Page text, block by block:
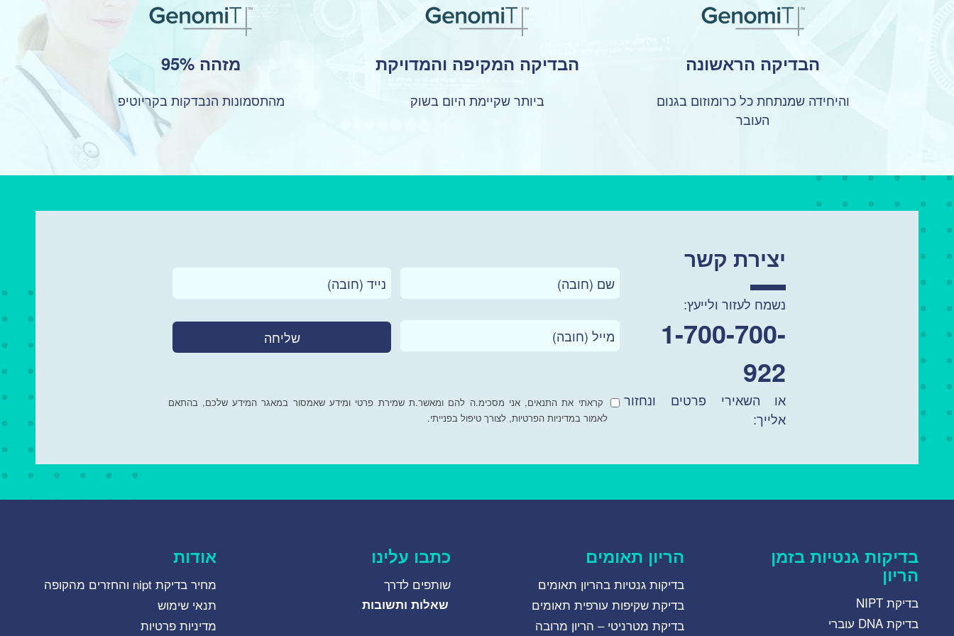
הבדיקה הראשונה
והיחידה שמנתחת כל כרומוזום בגנום
העובר
הבדיקה המקיפה והמדויקת
ביותר שקיימת היום בשוק
מזהה 95%
מהתסמונות הנבדקות בקריוטיפ
יצירת קשר
נשמח לעזור ולייעץ:
1-700-700-
922
או השאירי פרטים ונחזור
אלייך:
קראתי את התנאים, אני מסכימ.ה להם ומאשר.ת שמירת פרטי ומידע שאמסור במאגר המידע שלכם, בהתאם
לאמור במדיניות הפרטיות, לצורך טיפול בפנייתי.
בדיקות גנטיות בזמן
הריון
בדיקת NIPT
בדיקת DNA עוברי
הריון תאומים
בדיקות גנטיות בהריון תאומים
בדיקת שקיפות עורפית תאומים
בדיקת מטרניטי – הריון מרובה
כתבו עלינו
שותפים לדרך
שאלות ותשובות
אודות
מחיר בדיקת nipt והחזרים מהקופה
תנאי שימוש
מדיניות פרטיות